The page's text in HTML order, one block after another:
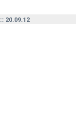
:: 20.09.12